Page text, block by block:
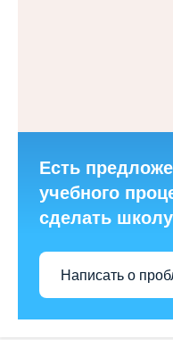
Есть
учебного
сделать
Написать о